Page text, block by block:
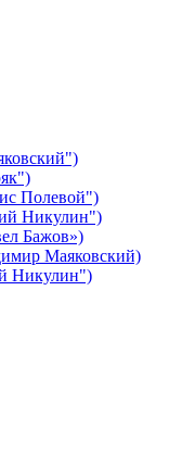
Полевой")
Никулин")
Бажов»)
Маяковский)
Никулин")